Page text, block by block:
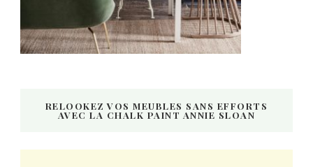
RELOOKEZ VOS MEUBLES SANS EFFORTS
AVEC LA CHALK PAINT ANNIE SLOAN